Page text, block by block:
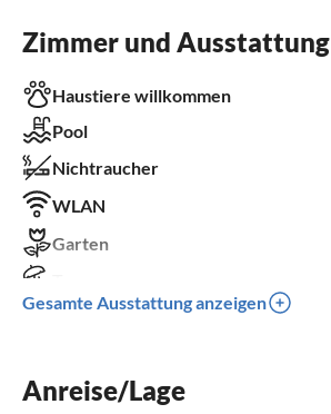
Zimmer und Ausstattung
Haustiere willkommen
Pool
Nichtraucher
WLAN
Garten
Spülmaschine
Kamin
Gesamte Ausstattung anzeigen
Anreise/Lage